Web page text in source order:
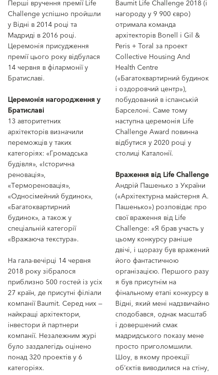
Перші вручення премії Life
Challenge успішно пройшли
у Відні в 2014 році та
Мадриді в 2016 році.
Церемонія присудження
премії цього року відбулася
14 червня в філармонії у
Братиславі.
Церемонія нагородження у
Братиславі
13 авторитетних
архітекторів визначили
переможців у таких
категоріях: «Громадська
будівля», «Історична
реновація»,
«Термореновація»,
«Односімейний будинок»,
«Багатоквартирний
будинок», а також у
спеціальній категорії
«Вражаюча текстура».
На гала-вечірці 14 червня
2018 року зібралося
приблизно 500 гостей із усіх
27 країн, де присутні філіали
компанії Baumit. Серед них —
найкращі архітектори,
інвестори й партнери
компанії. Незалежним журі
було заздалегідь оцінено
понад 320 проектів у 6
категоріях.
Baumit Life Challenge 2018 (і
нагороду у 9 900 євро)
отримала команда
архітекторів Bonell i Gil &
Peris + Toral за проект
Collective Housing And
Health Centre
(«Багатоквартирний будинок
і оздоровчий центр»),
побудований в іспанській
Барселоні. Саме тому
наступна церемонія Life
Challenge Award повинна
відбутися у 2020 році у
столиці Каталонії.
Враження від Life Challenge
Андрій Пашенько з України
(«Архітектурна майстерня А.
Пашенько») розповідає про
свої враження від Life
Challenge: «Я брав участь у
цьому конкурсу раніше
двічі, і щоразу був вражений
його фантастичною
організацією. Першого разу
я був присутнім на
фінальному етапі конкурсу в
Відні, який мені надзвичайно
сподобався, однак масштаб
і довершений смак
мадридського показу мене
просто приголомшили.
Шоу, в якому проекції
об’єктів виводилися на стіну,